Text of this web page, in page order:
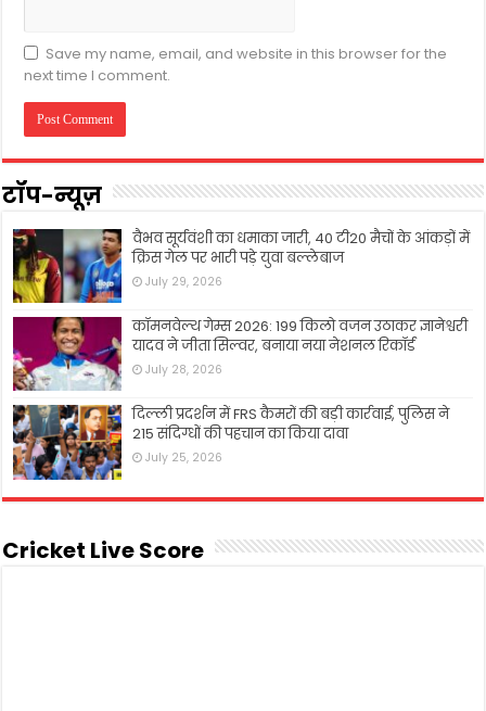
Save my name, email, and website in this browser for the
next time I comment.
टॉप-न्यूज़
वैभव सूर्यवंशी का धमाका जारी, 40 टी20 मैचों के आंकड़ों में
क्रिस गेल पर भारी पड़े युवा बल्लेबाज
July 29, 2026
कॉमनवेल्थ गेम्स 2026: 199 किलो वजन उठाकर ज्ञानेश्वरी
यादव ने जीता सिल्वर, बनाया नया नेशनल रिकॉर्ड
July 28, 2026
दिल्ली प्रदर्शन में FRS कैमरों की बड़ी कार्रवाई, पुलिस ने
215 संदिग्धों की पहचान का किया दावा
July 25, 2026
Cricket Live Score